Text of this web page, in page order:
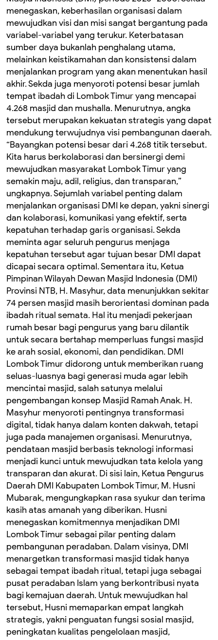
menegaskan, keberhasilan organisasi dalam
mewujudkan visi dan misi sangat bergantung pada
variabel-variabel yang terukur. ‎Keterbatasan
sumber daya bukanlah penghalang utama,
melainkan keistikamahan dan konsistensi dalam
menjalankan program yang akan menentukan hasil
akhir. ‎Sekda juga menyoroti potensi besar jumlah
tempat ibadah di Lombok Timur yang mencapai
4.268 masjid dan mushalla. Menurutnya, angka
tersebut merupakan kekuatan strategis yang dapat
mendukung terwujudnya visi pembangunan daerah.
‎“Bayangkan potensi besar dari 4.268 titik tersebut.
Kita harus berkolaborasi dan bersinergi demi
mewujudkan masyarakat Lombok Timur yang
semakin maju, adil, religius, dan transparan,”
ungkapnya. ‎Sejumlah variabel penting dalam
menjalankan organisasi DMI ke depan, yakni sinergi
dan kolaborasi, komunikasi yang efektif, serta
kepatuhan terhadap garis organisasi. ‎Sekda
meminta agar seluruh pengurus menjaga
kepatuhan tersebut agar tujuan besar DMI dapat
dicapai secara optimal. ‎Sementara itu, Ketua
Pimpinan Wilayah Dewan Masjid Indonesia (DMI)
Provinsi NTB, H. Masyhur, data menunjukkan sekitar
74 persen masjid masih berorientasi dominan pada
ibadah ritual semata. ‎Hal itu menjadi pekerjaan
rumah besar bagi pengurus yang baru dilantik
untuk secara bertahap memperluas fungsi masjid
ke arah sosial, ekonomi, dan pendidikan. ‎DMI
Lombok Timur didorong untuk memberikan ruang
seluas-luasnya bagi generasi muda agar lebih
mencintai masjid, salah satunya melalui
pengembangan konsep Masjid Ramah Anak. ‎H.
Masyhur menyoroti pentingnya transformasi
digital, tidak hanya dalam konten dakwah, tetapi
juga pada manajemen organisasi. Menurutnya,
pendataan masjid berbasis teknologi informasi
menjadi kunci untuk mewujudkan tata kelola yang
transparan dan akurat. ‎Di sisi lain, Ketua Pengurus
Daerah DMI Kabupaten Lombok Timur, M. Husni
Mubarak, mengungkapkan rasa syukur dan terima
kasih atas amanah yang diberikan. ‎Husni
menegaskan komitmennya menjadikan DMI
Lombok Timur sebagai pilar penting dalam
pembangunan peradaban. Dalam visinya, DMI
menargetkan transformasi masjid tidak hanya
sebagai tempat ibadah ritual, tetapi juga sebagai
pusat peradaban Islam yang berkontribusi nyata
bagi kemajuan daerah. ‎Untuk mewujudkan hal
tersebut, Husni memaparkan empat langkah
strategis, yakni penguatan fungsi sosial masjid,
peningkatan kualitas pengelolaan masjid,